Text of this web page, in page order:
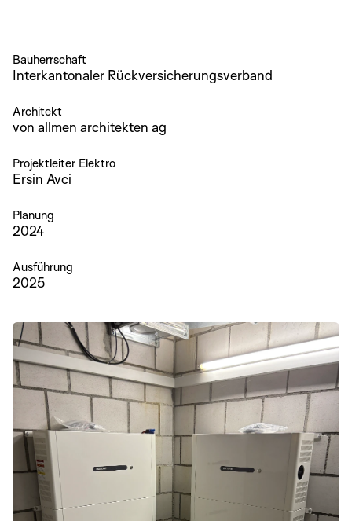
Bauherrschaft
Interkantonaler Rückversicherungsverband
Architekt
von allmen architekten ag
Projektleiter Elektro
Ersin Avci
Planung
2024
Ausführung
2025